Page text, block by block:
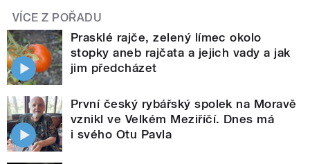
VÍCE Z POŘADU
Prasklé rajče, zelený límec okolo
stopky aneb rajčata a jejich vady a jak
jim předcházet
První český rybářský spolek na Moravě
vznikl ve Velkém Meziříčí. Dnes má
i svého Otu Pavla